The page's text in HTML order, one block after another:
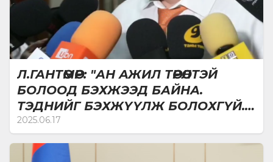
Л.ГАНТӨМӨР: "АН АЖИЛ ТӨРӨЛТЭЙ
БОЛООД БЭХЖЭЭД БАЙНА.
ТЭДНИЙГ БЭХЖҮҮЛЖ БОЛОХГҮЙ.
ХЗДХ-ИЙН САЙД НЬ ХҮРТЭЛ АН-Д
БАЙНА" ГЭЭД АН-ААС САЛАХЫГ
ХҮССЭН ГЭЖ ОЙЛГОСОН
2025.06.17